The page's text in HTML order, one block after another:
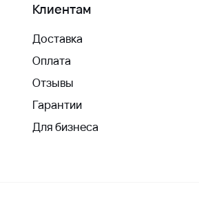
Клиентам
Доставка
Оплата
Отзывы
Гарантии
Для бизнеса